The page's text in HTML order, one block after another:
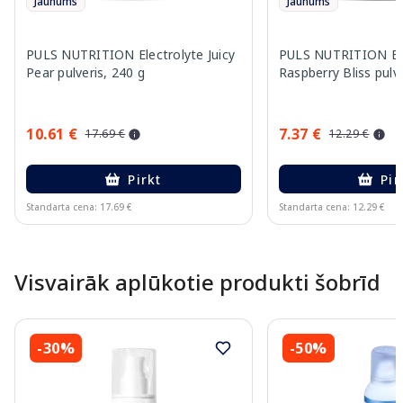
PULS NUTRITION Electrolyte Juicy
Pear pulveris, 240 g
10.61 € 17.69 €
Pirkt
Standarta cena: 17.69 €
PULS NUTRITION
Raspberry Bliss
7.37 € 12.29 €
Standarta cena: 12.29 €
Visvairāk aplūkotie produkti šobrīd
-30% -50%